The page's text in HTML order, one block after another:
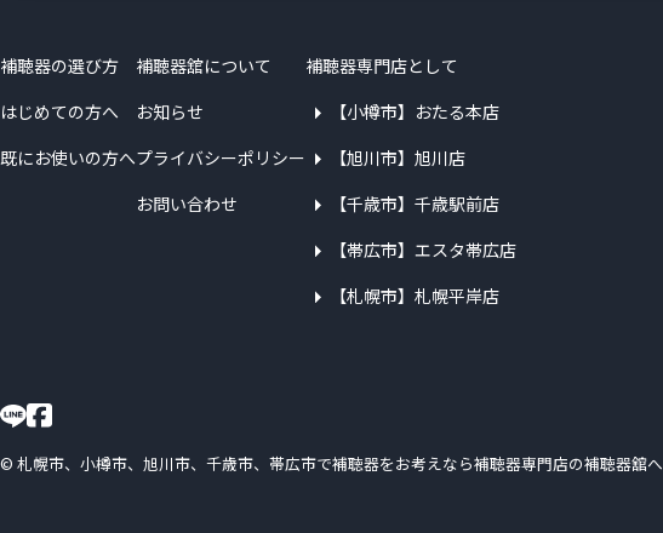
補聴器の選び方
はじめての方へ
既にお使いの方へ
補聴器舘について
お知らせ
プライバシーポリシー
お問い合わせ
補聴器専門店として
【小樽市】おたる本店
【旭川市】旭川店
【千歳市】千歳駅前店
【帯広市】エスタ帯広店
【札幌市】札幌平岸店
© 札幌市、小樽市、旭川市、千歳市、帯広市で補聴器をお考えなら補聴器専門店の補聴器舘へ